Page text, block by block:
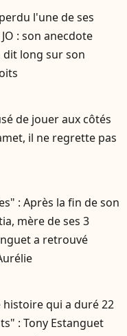
l'une de ses
: son anecdote
long sur son
de jouer aux côtés
il ne regrette pas
: Après la fin de son
mère de ses 3
a retrouvé
histoire qui a duré 22
: Tony Estanguet